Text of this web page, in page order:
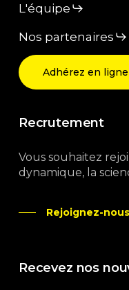
L'équipe
Nos partenaires
Adhérez en ligne
Recrutement
Vous souhaitez
dynamique, la
Rejoignez-
Recevez nos